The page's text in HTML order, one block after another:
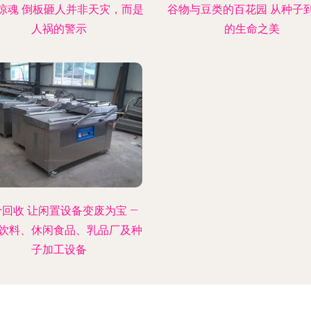
魂 倒板砸人并非天灾，而是
人祸的警示
谷物与豆类的百花园 从种子
的生命之美
收 让闲置设备变废为宝 —
料、休闲食品、乳品厂及种
子加工设备